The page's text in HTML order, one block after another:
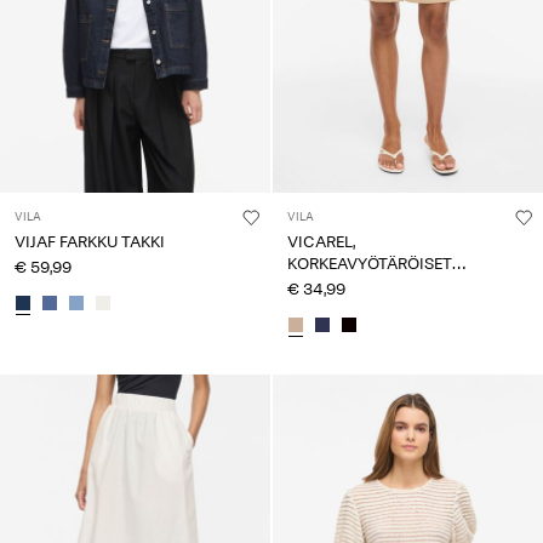
VILA
VIJAF FARKKU TAKKI
€ 59,99
VILA
VICAREL,
KORKEAVYÖTÄRÖISET
SHORTSIT
€ 34,99